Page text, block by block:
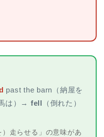
past the barn（納屋を
は）→ fell （倒れた）
走らせる」の意味があ